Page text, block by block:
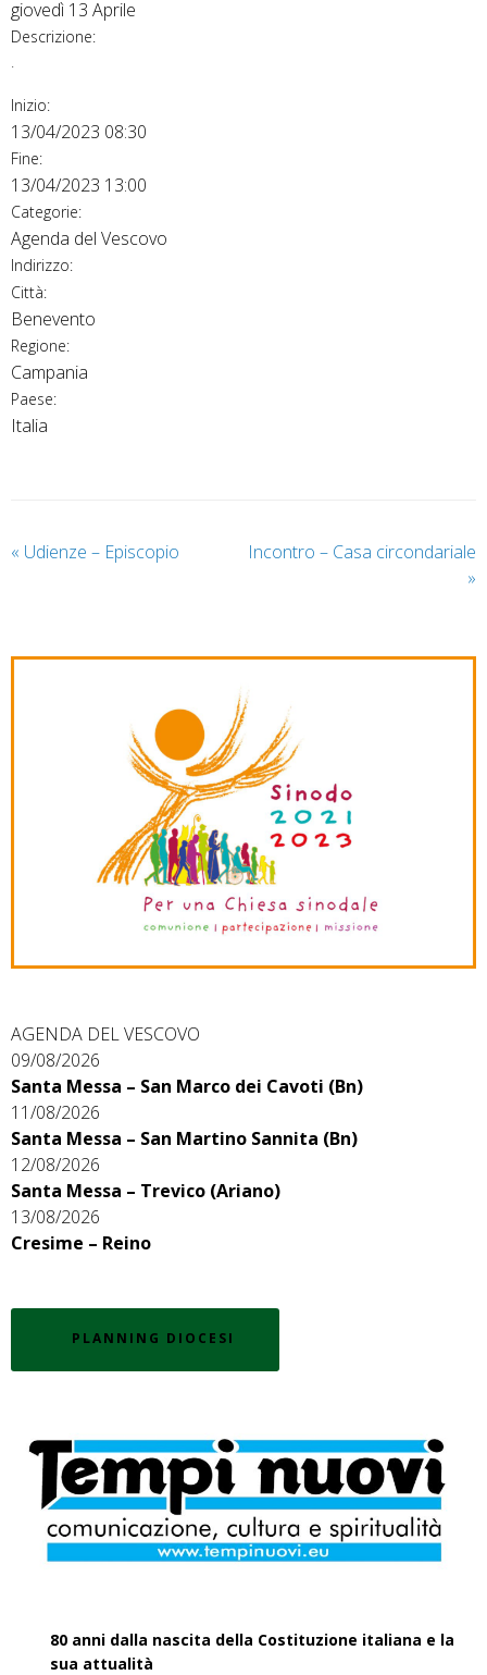
giovedì 13 Aprile
Descrizione:
.
Inizio:
13/04/2023 08:30
Fine:
13/04/2023 13:00
Categorie:
Agenda del Vescovo
Indirizzo:
Città:
Benevento
Regione:
Campania
Paese:
Italia
« Udienze – Episcopio
Incontro – Casa circondariale
»
AGENDA DEL VESCOVO
09/08/2026
Santa Messa – San Marco dei Cavoti (Bn)
11/08/2026
Santa Messa – San Martino Sannita (Bn)
12/08/2026
Santa Messa – Trevico (Ariano)
13/08/2026
Cresime – Reino
PLANNING DIOCESI
80 anni dalla nascita della Costituzione italiana e la
sua attualità